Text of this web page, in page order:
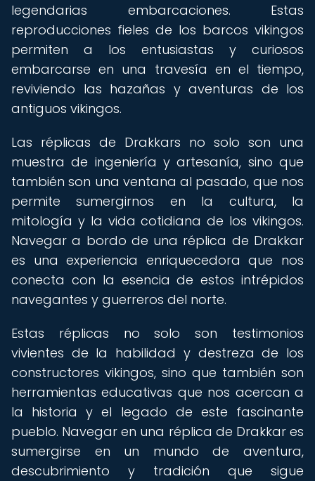
legendarias embarcaciones. Estas
reproducciones fieles de los barcos vikingos
permiten a los entusiastas y curiosos
embarcarse en una travesía en el tiempo,
reviviendo las hazañas y aventuras de los
antiguos vikingos.
Las réplicas de Drakkars no solo son una
muestra de ingeniería y artesanía, sino que
también son una ventana al pasado, que nos
permite sumergirnos en la cultura, la
mitología y la vida cotidiana de los vikingos.
Navegar a bordo de una réplica de Drakkar
es una experiencia enriquecedora que nos
conecta con la esencia de estos intrépidos
navegantes y guerreros del norte.
Estas réplicas no solo son testimonios
vivientes de la habilidad y destreza de los
constructores vikingos, sino que también son
herramientas educativas que nos acercan a
la historia y el legado de este fascinante
pueblo. Navegar en una réplica de Drakkar es
sumergirse en un mundo de aventura,
descubrimiento y tradición que sigue